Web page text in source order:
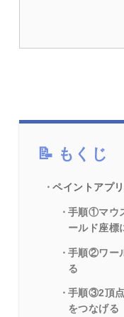
もくじ
ペイントアプ
手順①マウ
ールド座標
手順②ワー
る
手順③2頂
をつなげる